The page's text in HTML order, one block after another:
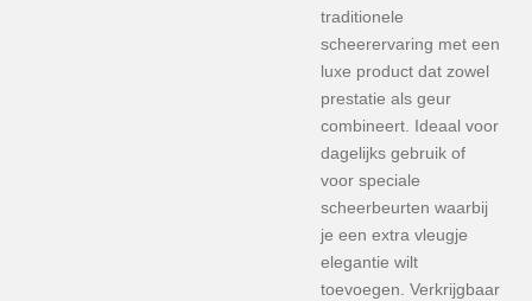
traditionele
scheerervaring met een
luxe product dat zowel
prestatie als geur
combineert. Ideaal voor
dagelijks gebruik of
voor speciale
scheerbeurten waarbij
je een extra vleugje
elegantie wilt
toevoegen. Verkrijgbaar